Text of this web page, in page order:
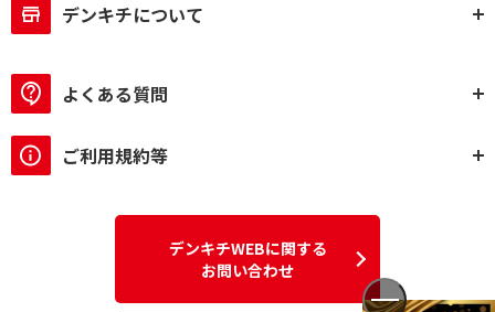
デンキチについて
よくある質問
ご利用規約等
デンキチWEBに関する
お問い合わせ